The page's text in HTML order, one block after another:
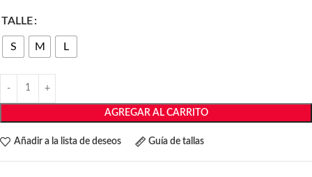
TALLE
S M L
AGREGAR AL CARRITO
Añadir a la lista de deseos Guía de tallas